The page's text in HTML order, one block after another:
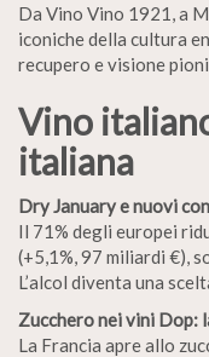
Da Vino Vino 1921, a
iconiche della cultura
recupero e visione
Vino
italiana
Dry January e nuovi
Il 71% degli europei
(+5,1%, 97 miliardi €),
L’alcol diventa una
Zucchero nei vini Dop:
La Francia apre allo